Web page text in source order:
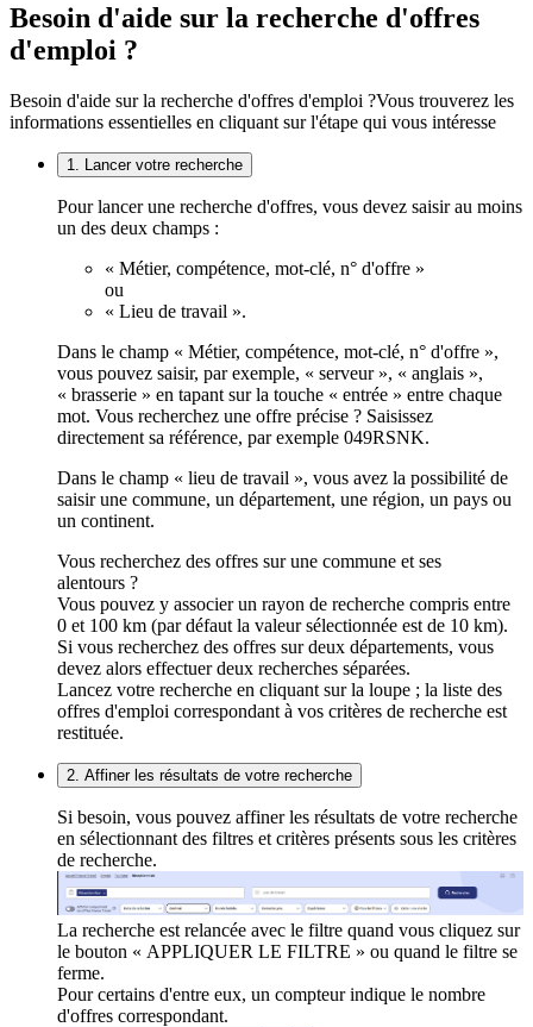
Besoin d'aide sur la recherche d'offres
d'emploi ?
Besoin d'aide sur la recherche d'offres d'emploi ?Vous trouverez les
informations essentielles en cliquant sur l'étape qui vous intéresse
1. Lancer votre recherche
Pour lancer une recherche d'offres, vous devez saisir au moins
un des deux champs :
« Métier, compétence, mot-clé, n° d'offre »
ou
« Lieu de travail ».
Dans le champ « Métier, compétence, mot-clé, n° d'offre »,
vous pouvez saisir, par exemple, « serveur », « anglais »,
« brasserie » en tapant sur la touche « entrée » entre chaque
mot. Vous recherchez une offre précise ? Saisissez
directement sa référence, par exemple 049RSNK.
Dans le champ « lieu de travail », vous avez la possibilité de
saisir une commune, un département, une région, un pays ou
un continent.
Vous recherchez des offres sur une commune et ses
alentours ?
Vous pouvez y associer un rayon de recherche compris entre
0 et 100 km (par défaut la valeur sélectionnée est de 10 km).
Si vous recherchez des offres sur deux départements, vous
devez alors effectuer deux recherches séparées.
Lancez votre recherche en cliquant sur la loupe ; la liste des
offres d'emploi correspondant à vos critères de recherche est
restituée.
2. Affiner les résultats de votre recherche
Si besoin, vous pouvez affiner les résultats de votre recherche
en sélectionnant des filtres et critères présents sous les critères
de recherche.
La recherche est relancée avec le filtre quand vous cliquez sur
le bouton « APPLIQUER LE FILTRE » ou quand le filtre se
ferme.
Pour certains d'entre eux, un compteur indique le nombre
d'offres correspondant.